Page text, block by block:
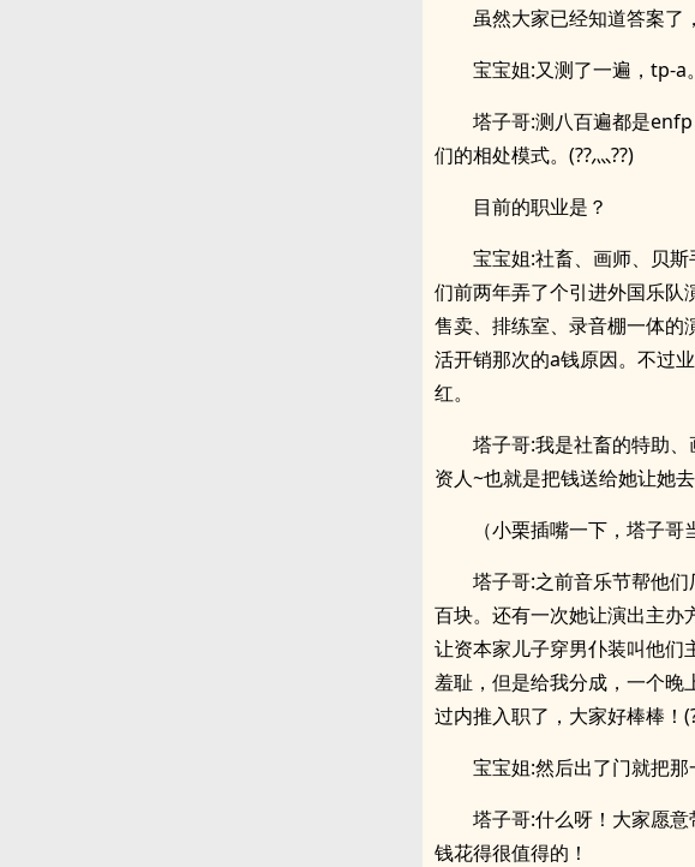
虽然大家已经知道答案了
宝宝姐:又测了一遍，tp-a。
塔子哥:测八百遍都是
们的相处模式。(??灬??)
目前的职业是？
宝宝姐:社畜、画师、贝
们前两年弄了个引进外国乐队
售卖、排练室、录音棚一体的
活开销那次的a钱原因。不过
红。
塔子哥:我是社畜的特助
资人~也就是把钱送给她让她
（小栗插嘴一下，塔子
塔子哥:之前音乐节帮他
百块。还有一次她让演出主办
让资本家儿子穿男仆装叫他们
羞耻，但是给我分成，一个晚
过内推入职了，大家好棒棒！
宝宝姐:然后出了门就把那
塔子哥:什么呀！大家愿
钱花得很值得的！